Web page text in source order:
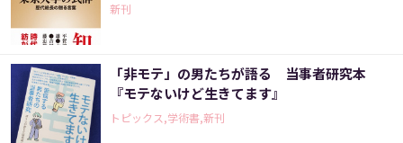
新刊
「非モテ」の男たちが語る 当事者研究本
『モテないけど生きてます』
トピックス,学術書,新刊